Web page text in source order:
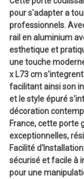
pour s'adapter a
professionnels.
rail en aluminium
esthetique et
une touche
x L73 cm
facilitant ainsi son
et le style épuré
décoration
France, cette porte
exceptionnelles,
Facilité
sécurisé et facile à
pour une